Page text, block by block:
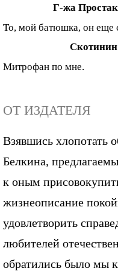
Г-жа
То, мой батюшка, он еще
Скотинин
Митрофан по мне.
ОТ ИЗДАТЕЛЯ
Взявшись хлопотать
Белкина,
к оным
жизнеописание
удовлетворить
любителей
обратились было мы